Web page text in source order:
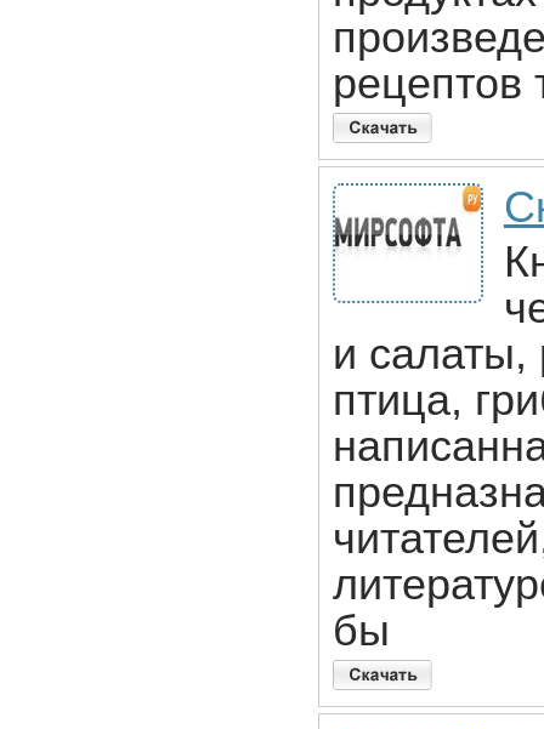
рецептов
и
птица,
бы